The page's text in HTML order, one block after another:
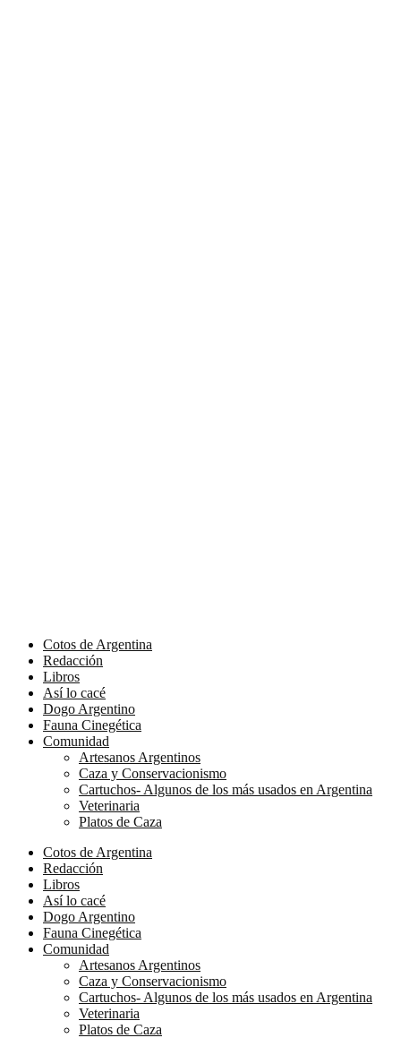
Cotos de Argentina
Redacción
Libros
Así lo cacé
Dogo Argentino
Fauna Cinegética
Comunidad
Artesanos Argentinos
Caza y Conservacionismo
Cartuchos- Algunos de los más usados en Argentina
Veterinaria
Platos de Caza
Cotos de Argentina
Redacción
Libros
Así lo cacé
Dogo Argentino
Fauna Cinegética
Comunidad
Artesanos Argentinos
Caza y Conservacionismo
Cartuchos- Algunos de los más usados en Argentina
Veterinaria
Platos de Caza